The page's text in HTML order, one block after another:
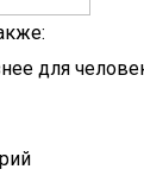
для